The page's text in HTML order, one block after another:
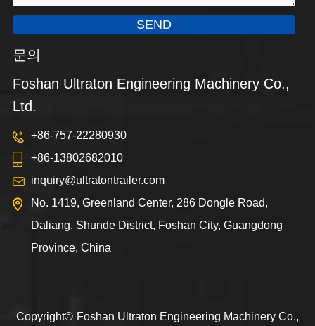
SEND
문의
Foshan Ultraton Engineering Machinery Co.,
Ltd.
+86-757-22280930
+86-13802682010
inquiry@ultratontrailer.com
No. 1419, Greenland Center, 286 Dongle Road,
Daliang, Shunde District, Foshan City, Guangdong
Province, China
Copyright© Foshan Ultraton Engineering Machinery Co.,